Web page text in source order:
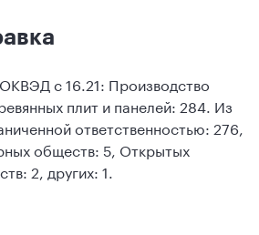
с 16.21: Производство
плит и панелей: 284. Из
ответственностью: 276,
обществ: 5, Открытых
2, других: 1.